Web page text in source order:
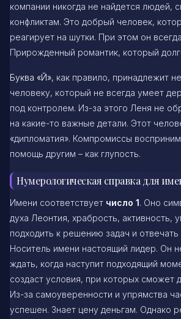
компании никогда не найдется людей,
конфликтам. Это добрый человек,
реагирует на шутки. При этом он
Прирожденный романтик, который
Буква «Й», как правило, принадлежит
человеку, который не всегда умеет
под контролем. Из-за этого Леня не
на какие-то важные детали. Этот
«дипломатия». Компромиссы
помощь другим – как глупость.
Нумерологическая справка для
Имени соответствует число 1. Оно
духа Леонтия, храбрость, активность,
подходить к решению задач и отвечать
Носитель имени настоящий лидер. Он
ждать, когда наступит подходящий
создаст условия, при которых сможет
Из-за самоуверенности и упрямства
успешен. Знает цену деньгам. Однако